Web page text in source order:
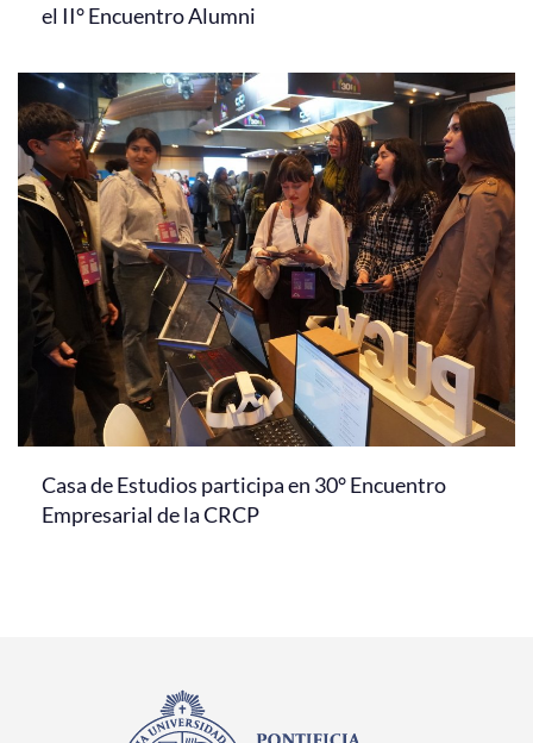
el II° Encuentro Alumni
Casa de Estudios participa en 30° Encuentro
Empresarial de la CRCP